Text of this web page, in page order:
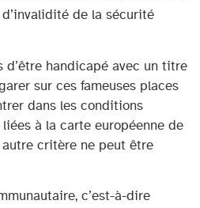
de la sécurité
d’être handicapé avec un titre
sur ces fameuses places
dans les conditions
à la carte européenne de
critère ne peut être
c’est-à-dire